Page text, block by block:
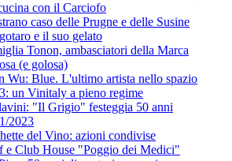
con il Carciofo
caso delle Prugne e delle Susine
e il suo gelato
Tonon, ambasciatori della Marca
(e golosa)
Wu: Blue. L'ultimo artista nello spazio
un Vinitaly a pieno regime
"Il Grigio" festeggia 50 anni
2023
del Vino: azioni condivise
e Club House "Poggio dei Medici"